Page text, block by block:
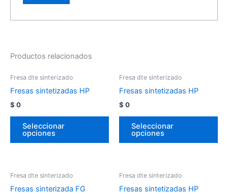
Productos relacionados
Fresa dte sinterizado
Fresas sintetizadas HP
$ 0
Seleccionar
opciones
Fresa dte sinterizado
Fresas sintetizadas HP
$ 0
Seleccionar
opciones
Fresa dte sinterizado
Fresas sinterizada FG
Fresa dte sinterizado
Fresas sintetizadas HP